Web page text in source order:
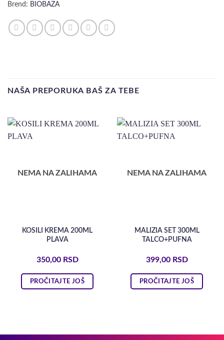
Brend: BIOBAZA
NAŠA PREPORUKA BAŠ ZA TEBE
NEMA NA ZALIHAMA
KOSILI KREMA 200ML
PLAVA
350,00 RSD
PROČITAJTE JOŠ
NEMA NA ZALIHAMA
MALIZIA SET 300ML
TALCO+PUFNA
399,00 RSD
PROČITAJTE JOŠ